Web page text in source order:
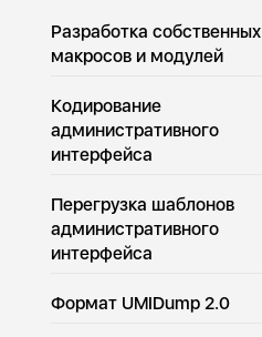
Разработка собственных
макросов и модулей
Кодирование
административного
интерфейса
Перегрузка шаблонов
административного
интерфейса
Формат UMIDump 2.0